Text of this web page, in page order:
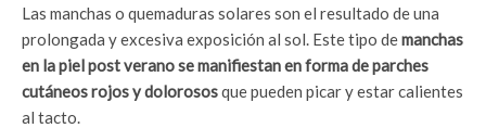
Las manchas o quemaduras solares son el resultado de una
prolongada y excesiva exposición al sol. Este tipo demanchas
en la piel post veranose manifiestan en forma de parches
cutáneos rojos y dolorososque pueden picar y estar calientes
al tacto.